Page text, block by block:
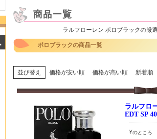
ラルフローレン ポロブラックの
ポロブラックの商品一覧
並び替え 価格が安い順 価格が高い順 新着順
ラルフロ
EDT SP
¥のところ